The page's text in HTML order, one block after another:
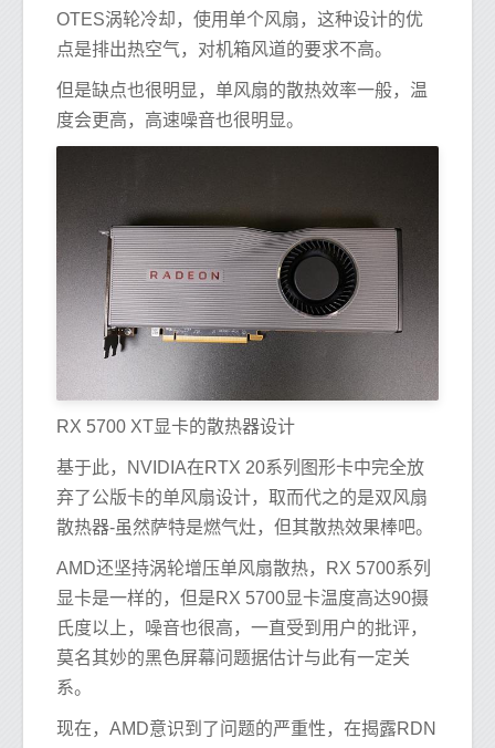
OTES涡轮冷却，使用单个风扇，这种设计的优
点是排出热空气，对机箱风道的要求不高。
但是缺点也很明显，单风扇的散热效率一般，温
度会更高，高速噪音也很明显。
RX 5700 XT显卡的散热器设计
基于此，NVIDIA在RTX 20系列图形卡中完全放
弃了公版卡的单风扇设计，取而代之的是双风扇
散热器-虽然萨特是燃气灶，但其散热效果棒吧。
AMD还坚持涡轮增压单风扇散热，RX 5700系列
显卡是一样的，但是RX 5700显卡温度高达90摄
氏度以上，噪音也很高，一直受到用户的批评，
莫名其妙的黑色屏幕问题据估计与此有一定关
系。
现在，AMD意识到了问题的严重性，在揭露RDN